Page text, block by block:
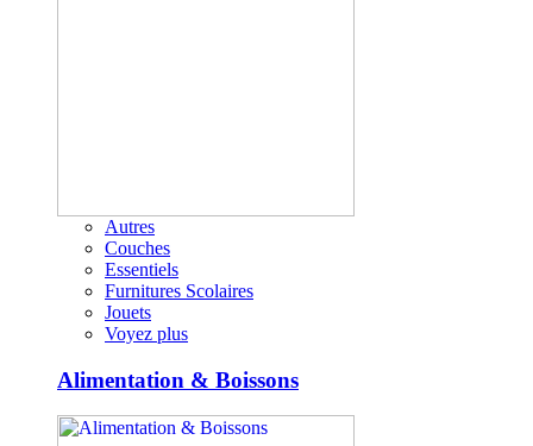
Autres
Couches
Essentiels
Furnitures Scolaires
Jouets
Voyez plus
Alimentation & Boissons